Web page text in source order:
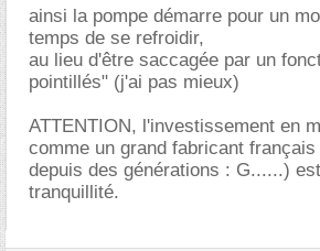
ainsi la pompe démarre pour un
temps de se refroidir,
au lieu d'être saccagée par un
pointillés" (j'ai pas mieux)
ATTENTION, l'investissement en
comme un grand fabricant français
depuis des générations : G......)
tranquillité.